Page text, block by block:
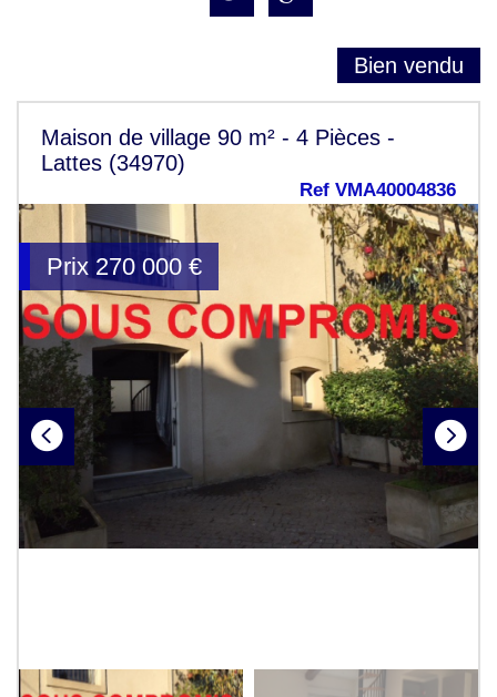
Bien vendu
Maison de village 90 m² - 4 Pièces -
Lattes (34970)
Ref VMA40004836
Prix 270 000 €